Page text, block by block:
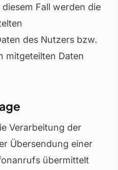
Fall werden die
des Nutzers bzw.
mitgeteilten Daten
Verarbeitung der
Übersendung einer
übermittelt